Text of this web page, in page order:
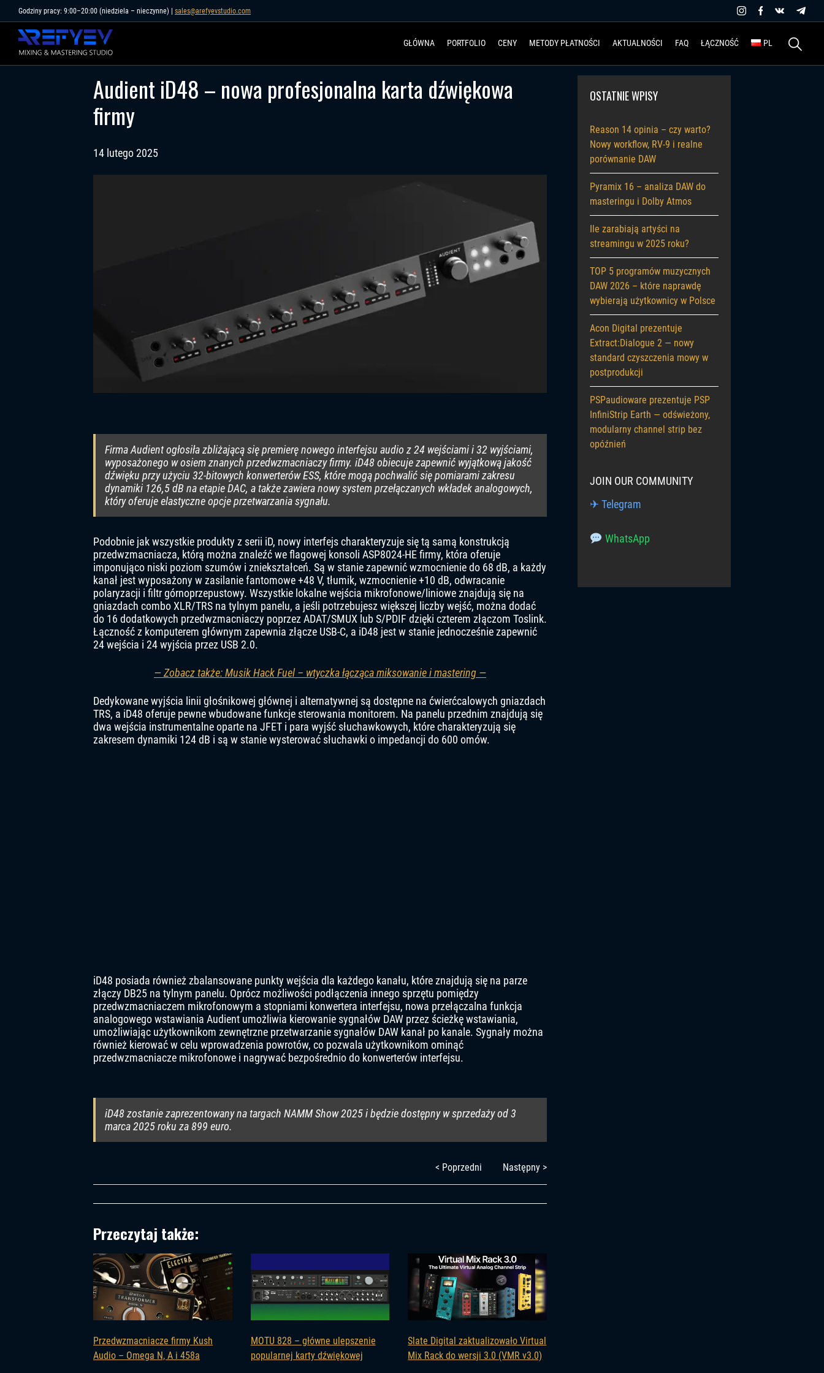
to
content
Godziny pracy: 9:00–20:00 (niedziela – nieczynne) | sales@arefyevstudio.com
GŁÓWNA PORTFOLIO CENY METODY PŁATNOŚCI AKTUALNOŚCI FAQ ŁĄCZNOŚĆ PL Szukaj:
Audient iD48 – nowa profesjonalna karta dźwiękowa
firmy
14 lutego 2025
Firma Audient ogłosiła zbliżającą się premierę nowego interfejsu audio z 24 wejściami i 32 wyjściami,
wyposażonego w osiem znanych przedwzmacniaczy firmy. iD48 obiecuje zapewnić wyjątkową jakość
dźwięku przy użyciu 32-bitowych konwerterów ESS, które mogą pochwalić się pomiarami zakresu
dynamiki 126,5 dB na etapie DAC, a także zawiera nowy system przełączanych wkładek analogowych,
który oferuje elastyczne opcje przetwarzania sygnału.
Podobnie jak wszystkie produkty z serii iD, nowy interfejs charakteryzuje się tą samą konstrukcją
przedwzmacniacza, którą można znaleźć we flagowej konsoli ASP8024-HE firmy, która oferuje
imponująco niski poziom szumów i zniekształceń. Są w stanie zapewnić wzmocnienie do 68 dB, a każdy
kanał jest wyposażony w zasilanie fantomowe +48 V, tłumik, wzmocnienie +10 dB, odwracanie
polaryzacji i filtr górnoprzepustowy. Wszystkie lokalne wejścia mikrofonowe/liniowe znajdują się na
gniazdach combo XLR/TRS na tylnym panelu, a jeśli potrzebujesz większej liczby wejść, można dodać
do 16 dodatkowych przedwzmacniaczy poprzez ADAT/SMUX lub S/PDIF dzięki czterem złączom Toslink.
Łączność z komputerem głównym zapewnia złącze USB-C, a iD48 jest w stanie jednocześnie zapewnić
24 wejścia i 24 wyjścia przez USB 2.0.
— Zobacz także: Musik Hack Fuel – wtyczka łącząca miksowanie i mastering —
Dedykowane wyjścia linii głośnikowej głównej i alternatywnej są dostępne na ćwierćcalowych gniazdach
TRS, a iD48 oferuje pewne wbudowane funkcje sterowania monitorem. Na panelu przednim znajdują się
dwa wejścia instrumentalne oparte na JFET i para wyjść słuchawkowych, które charakteryzują się
zakresem dynamiki 124 dB i są w stanie wysterować słuchawki o impedancji do 600 omów.
iD48 posiada również zbalansowane punkty wejścia dla każdego kanału, które znajdują się na parze
złączy DB25 na tylnym panelu. Oprócz możliwości podłączenia innego sprzętu pomiędzy
przedwzmacniaczem mikrofonowym a stopniami konwertera interfejsu, nowa przełączalna funkcja
analogowego wstawiania Audient umożliwia kierowanie sygnałów DAW przez ścieżkę wstawiania,
umożliwiając użytkownikom zewnętrzne przetwarzanie sygnałów DAW kanał po kanale. Sygnały można
również kierować w celu wprowadzenia powrotów, co pozwala użytkownikom ominąć
przedwzmacniacze mikrofonowe i nagrywać bezpośrednio do konwerterów interfejsu.
iD48 zostanie zaprezentowany na targach NAMM Show 2025 i będzie dostępny w sprzedaży od 3
marca 2025 roku za 899 euro.
< Poprzedni Następny >
Przeczytaj także:
Przedwzmacniacze firmy Kush
Audio – Omega N, A i 458a
MOTU 828 – główne ulepszenie
popularnej karty dźwiękowej
Slate Digital zaktualizowało Virtual
Mix Rack do wersji 3.0 (VMR v3.0)
OSTATNIE WPISY
Reason 14 opinia – czy warto?
Nowy workflow, RV-9 i realne
porównanie DAW
Pyramix 16 – analiza DAW do
masteringu i Dolby Atmos
Ile zarabiają artyści na
streamingu w 2025 roku?
TOP 5 programów muzycznych
DAW 2026 – które naprawdę
wybierają użytkownicy w Polsce
Acon Digital prezentuje
Extract:Dialogue 2 — nowy
standard czyszczenia mowy w
postprodukcji
PSPaudioware prezentuje PSP
InfiniStrip Earth — odświeżony,
modularny channel strip bez
opóźnień
JOIN OUR COMMUNITY
✈ Telegram
WhatsApp